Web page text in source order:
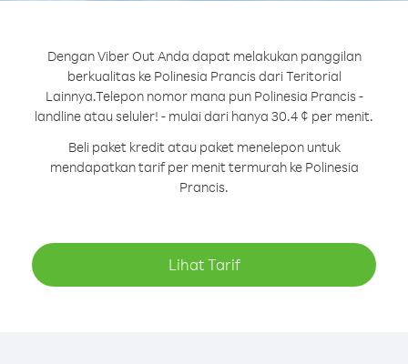
Dengan Viber Out Anda dapat melakukan panggilan
berkualitas ke Polinesia Prancis dari Teritorial
Lainnya.Telepon nomor mana pun Polinesia Prancis -
landline atau seluler! - mulai dari hanya 30.4 ¢ per menit.
Beli paket kredit atau paket menelepon untuk
mendapatkan tarif per menit termurah ke Polinesia
Prancis.
Lihat Tarif